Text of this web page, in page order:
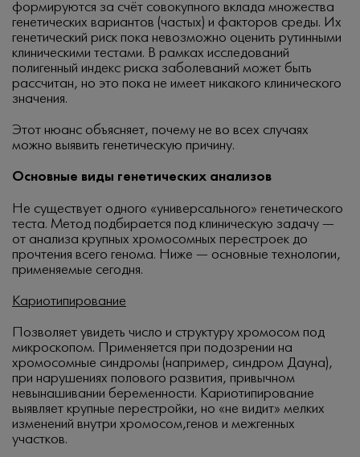
формируются за счёт совокупного вклада множества
генетических вариантов (частых) и факторов среды. Их
генетический риск пока невозможно оценить рутинными
клиническими тестами. В рамках исследований
полигенный индекс риска заболеваний может быть
рассчитан, но это пока не имеет никакого клинического
значения.
Этот нюанс объясняет, почему не во всех случаях
можно выявить генетическую причину.
Основные виды генетических анализов
Не существует одного «универсального» генетического
теста. Метод подбирается под клиническую задачу —
от анализа крупных хромосомных перестроек до
прочтения всего генома. Ниже — основные технологии,
применяемые сегодня.
Кариотипирование
Позволяет увидеть число и структуру хромосом под
микроскопом. Применяется при подозрении на
хромосомные синдромы (например, синдром Дауна),
при нарушениях полового развития, привычном
невынашивании беременности. Кариотипирование
выявляет крупные перестройки, но «не видит» мелких
изменений внутри хромосом,генов и межгенных
участков.